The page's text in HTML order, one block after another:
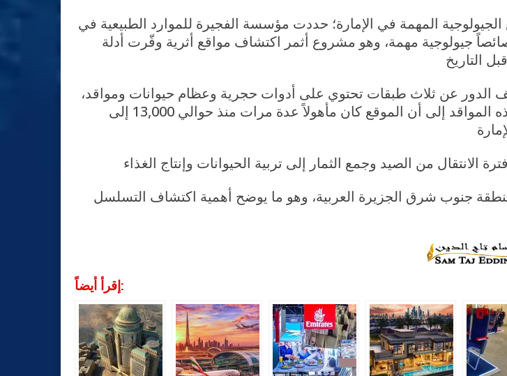
المهمة في الإمارة؛ حددت مؤسسة الفجيرة للموارد الطبيعية في
عالميين، أكثر من 30 موقعاً تمتلك خصائصاً جيولوجية مهمة، وهو مشروع أثمر اكتشاف مواقع أثرية وفّرت أدلة
الدور عن ثلاث طبقات تحتوي على أدوات حجرية وعظام حيوانات ومواقد،
وقد أشارت عملية التأريخ بالكربون المشع للفحم المأخوذ من هذه المواقد إلى أن الموقع كان مأهولاً عدة مرات منذ حوالي 13,000 إلى
منطقة جنوب شرق الجزيرة العربية، وهو ما يوضح أهمية اكتشاف التسلسل
إقرأ أيضاً: